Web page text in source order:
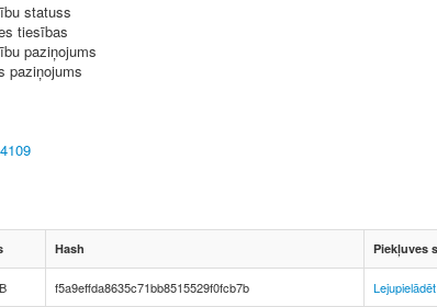
statuss
tiesības
paziņojums
paziņojums
Hash Piekļuves
f5a9effda8635c71bb8515529f0fcb7b Lejupielādēt